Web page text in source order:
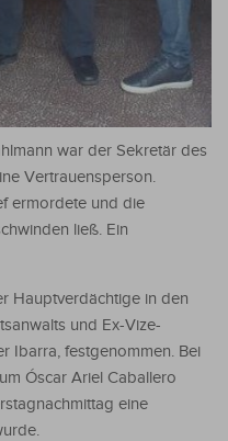
war der Sekretär des
Vertrauensperson.
ermordete und die
ließ. Ein
Hauptverdächtige in den
und Ex-Vize-
Ibarra, festgenommen. Bei
Óscar Ariel Caballero
eine